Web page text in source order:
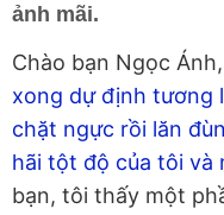
ảnh mãi.
Chào bạn Ngọc
xong dự định tương
chặt ngực rồi lăn
hãi tột độ của tôi và
bạn, tôi thấy một